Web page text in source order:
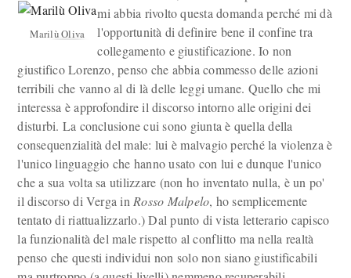
Marilù Oliva
mi abbia rivolto questa domanda perché mi dà
l'opportunità di definire bene il confine tra
collegamento e giustificazione. Io non
giustifico Lorenzo, penso che abbia commesso delle azioni
terribili che vanno al di là delle leggi umane. Quello che mi
interessa è approfondire il discorso intorno alle origini dei
disturbi. La conclusione cui sono giunta è quella della
consequenzialità del male: lui è malvagio perché la violenza è
l'unico linguaggio che hanno usato con lui e dunque l'unico
che a sua volta sa utilizzare (non ho inventato nulla, è un po'
il discorso di Verga in Rosso Malpelo, ho semplicemente
tentato di riattualizzarlo.) Dal punto di vista letterario capisco
la funzionalità del male rispetto al conflitto ma nella realtà
penso che questi individui non solo non siano giustificabili